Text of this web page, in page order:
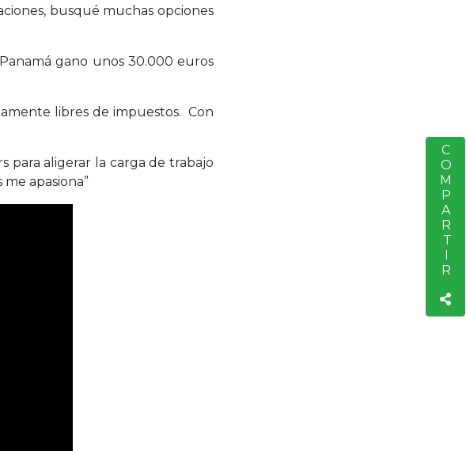
busqué muchas opciones
gano unos 30.000 euros
libres de impuestos. Con
para aligerar la carga de trabajo
apasiona”
COMPARTIR